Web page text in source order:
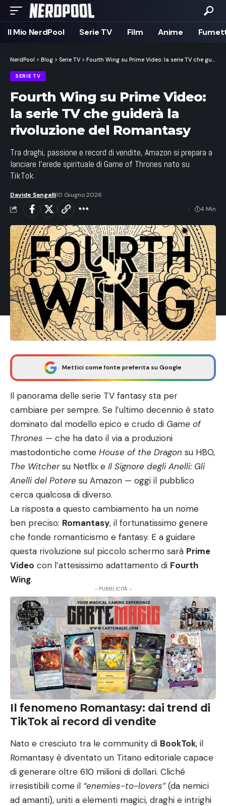
Il Mio NerdPool Serie TV Film Anime
NerdPool > Blog > Serie TV > Fourth Wing su Prime Video: la serie TV che guiderà la rivoluzione del Romantasy
SERIE TV
Fourth Wing su Prime Video:
la serie TV che guiderà la
rivoluzione del Romantasy
Tra draghi, passione e record di vendite, Amazon si prepara a
lanciare l'erede spirituale di Game of Thrones nato su
TikTok.
Davide Sangalli10 Giugno 2026
4 Min
Mettici come fonte preferita su Google
Il panorama delle serie TV fantasy sta per
cambiare per sempre. Se l’ultimo decennio è stato
dominato dal modello epico e crudo di Game of
Thrones — che ha dato il via a produzioni
mastodontiche come House of the Dragon su HBO,
The Witchersu Netflix e Il Signore degli Anelli: Gli
Anelli del Potere su Amazon — oggi il pubblico
cerca qualcosa di diverso.
La risposta a questo cambiamento ha un nome
ben preciso: Romantasy, il fortunatissimo genere
che fonde romanticismo e fantasy. E a guidare
questa rivoluzione sul piccolo schermo sarà Prime
Video con l’attesissimo adattamento di Fourth
Wing.
- PUBBLICITÀ -
Il fenomeno Romantasy: dai trend di
TikTok ai record di vendite
Nato e cresciuto tra le community di BookTok, il
Romantasy è diventato un Titano editoriale capace
di generare oltre 610 milioni di dollari. Cliché
irresistibili come il “enemies-to-lovers”(da nemici
ad amanti), uniti a elementi magici, draghi e intrighi